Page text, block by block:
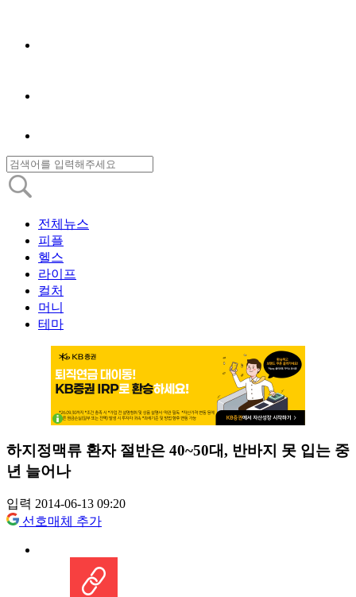
전체뉴스
피플
헬스
라이프
컬처
머니
테마
하지정맥류 환자 절반은 40~50대, 반바지 못 입는 중
년 늘어나
입력 2014-06-13 09:20
선호매체 추가